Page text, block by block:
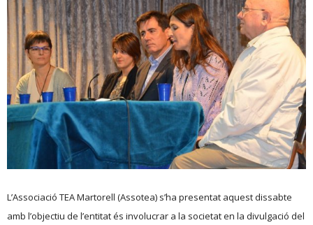
L’Associació TEA Martorell (Assotea) s’ha presentat aquest dissabte
amb l’objectiu de l’entitat és involucrar a la societat en la divulgació del